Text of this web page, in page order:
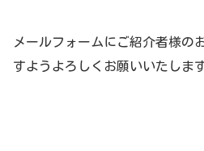
メールフォームにご紹介者様の
すようよろしくお願いいたします